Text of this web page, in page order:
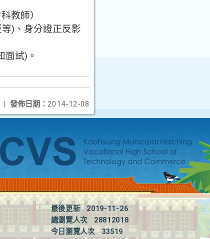
教師）
) 、身分證正反影
面試) 。
發佈日期： 2014-12-08
|
最後更新
2019-11-26
總瀏覽人次
28812018
今日瀏覽人次
33519